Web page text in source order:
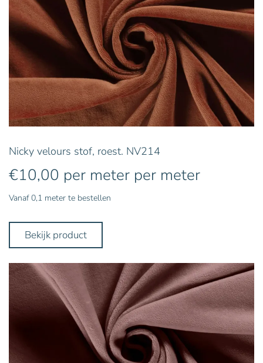
Nicky velours stof, roest. NV214
€10,00 per meter per meter
Vanaf 0,1 meter te bestellen
Bekijk product